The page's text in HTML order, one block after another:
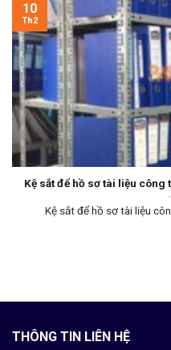
Kệ sắt để hồ sơ tài liệu
Kệ sắt để hồ sơ tài liệu
10
Th2
THÔNG TIN LIÊN HỆ